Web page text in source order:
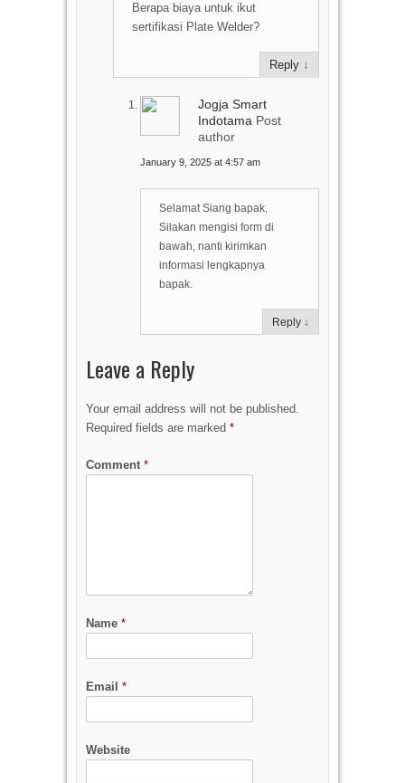
Berapa biaya untuk ikut
sertifikasi Plate Welder?
Reply ↓
Jogja Smart
Indotama Post
author
January 9, 2025 at 4:57 am
Selamat Siang bapak,
Silakan mengisi form di
bawah, nanti kirimkan
informasi lengkapnya
bapak.
Reply ↓
Leave a Reply
Your email address will not be published.
Required fields are marked *
Comment *
Name *
Email *
Website